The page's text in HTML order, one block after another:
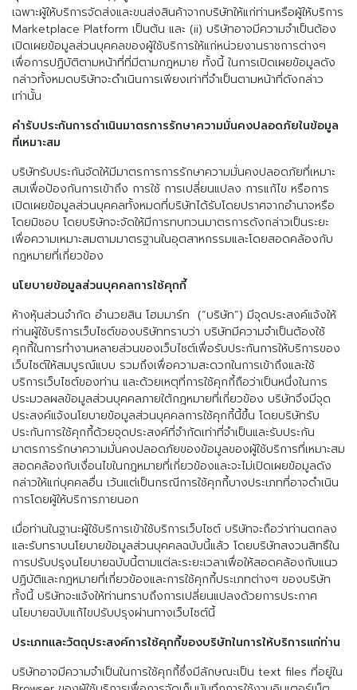
เฉพาะผู้ให้บริการจัดส่งและขนส่งสินค้าจากบริษัทให้แก่ท่านหรือผู้ให้บริการ
Marketplace Platform เป็นต้น และ (ii) บริษัทอาจมีความจำเป็นต้อง
เปิดเผยข้อมูลส่วนบุคคลของผู้ใช้บริการให้แก่หน่วยงานราชการต่างๆ
เพื่อการปฏิบัติตามหน้าที่ที่มีตามกฎหมาย ทั้งนี้ ในการเปิดเผยข้อมูลดัง
กล่าวทั้งหมดบริษัทจะดำเนินการเพียงเท่าที่จำเป็นตามหน้าที่ดังกล่าว
เท่านั้น
คำรับประกันการดำเนินมาตรการรักษาความมั่นคงปลอดภัยในข้อมูล
ที่เหมาะสม
บริษัทรับประกันจัดให้มีมาตรการการรักษาความมั่นคงปลอดภัยที่เหมาะ
สมเพื่อป้องกันการเข้าถึง การใช้ การเปลี่ยนแปลง การแก้ไข หรือการ
เปิดเผยข้อมูลส่วนบุคคลทั้งหมดที่บริษัทได้รับโดยปราศจากอำนาจหรือ
โดยมิชอบ โดยบริษัทจะจัดให้มีการทบทวนมาตรการดังกล่าวเป็นระยะ
เพื่อความเหมาะสมตามมาตรฐานในอุตสาหกรรมและโดยสอดคล้องกับ
กฎหมายที่เกี่ยวข้อง
นโยบายข้อมูลส่วนบุคคลการใช้คุกกี้
ห้างหุ้นส่วนจำกัด อำนวยสิน โฮมมาร์ท (“บริษัท”) มีจุดประสงค์แจ้งให้
ท่านผู้ใช้บริการเว็บไซต์ของบริษัททราบว่า บริษัทมีความจำเป็นต้องใช้
คุกกี้ในการทำงานหลายส่วนของเว็บไซต์เพื่อรับประกันการให้บริการของ
เว็บไซต์ให้สมบูรณ์แบบ รวมถึงเพื่อความสะดวกในการเข้าถึงและใช้
บริการเว็บไซต์ของท่าน และด้วยเหตุที่การใช้คุกกี้ถือว่าเป็นหนึ่งในการ
ประมวลผลข้อมูลส่วนบุคคลภายใต้กฎหมายที่เกี่ยวข้อง บริษัทจึงมีจุด
ประสงค์แจ้งนโยบายข้อมูลส่วนบุคคลการใช้คุกกี้นี้ขึ้น โดยบริษัทรับ
ประกันการใช้คุกกี้ด้วยจุดประสงค์ที่จำกัดเท่าที่จำเป็นและรับประกัน
มาตรการรักษาความมั่นคงปลอดภัยของข้อมูลของผู้ใช้บริการที่เหมาะสม
สอดคล้องกับเงื่อนไขในกฎหมายที่เกี่ยวข้องและจะไม่เปิดเผยข้อมูลดัง
กล่าวให้แก่บุคคลอื่น เว้นแต่เป็นกรณีการใช้คุกกี้บางประเภทที่อาจดำเนิน
การโดยผู้ให้บริการภายนอก
เมื่อท่านในฐานะผู้ใช้บริการเข้าใช้บริการเว็บไซต์ บริษัทจะถือว่าท่านตกลง
และรับทราบนโยบายข้อมูลส่วนบุคคลฉบับนี้แล้ว โดยบริษัทสงวนสิทธิ์ใน
การปรับปรุงนโยบายฉบับนี้ตามแต่ละระยะเวลาเพื่อให้สอดคล้องกับแนว
ปฏิบัติและกฎหมายที่เกี่ยวข้องและการใช้คุกกี้ประเภทต่างๆ ของบริษัท
ทั้งนี้ บริษัทจะแจ้งให้ท่านทราบถึงการเปลี่ยนแปลงด้วยการประกาศ
นโยบายฉบับแก้ไขปรับปรุงผ่านทางเว็บไซต์นี้
ประเภทและวัตถุประสงค์การใช้คุกกี้ของบริษัทในการให้บริการแก่ท่าน
บริษัทอาจมีความจำเป็นในการใช้คุกกี้ซึ่งมีลักษณะเป็น text files ที่อยู่ใน